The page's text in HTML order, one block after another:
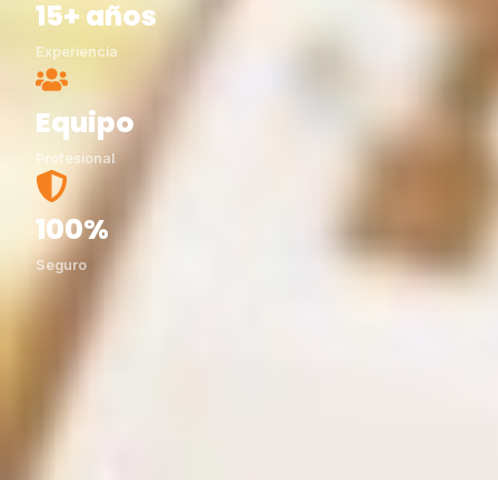
15+ años
Experiencia
Equipo
Profesional
100%
Seguro